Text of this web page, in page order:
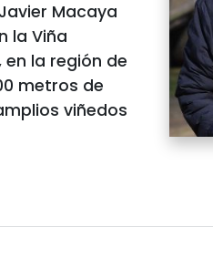
Macaya
la Viña
la región de
metros de
viñedos